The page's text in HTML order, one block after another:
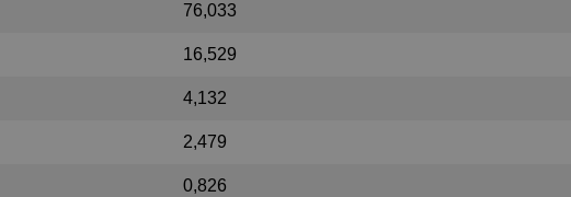
76,033
16,529
4,132
2,479
0,826